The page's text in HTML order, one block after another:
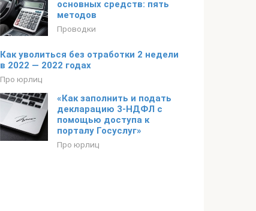
основных средств: пять
методов
Проводки
Как уволиться без отработки 2 недели
в 2022 — 2022 годах
Про юрлиц
«Как заполнить и подать
декларацию 3-НДФЛ с
помощью доступа к
порталу Госуслуг»
Про юрлиц